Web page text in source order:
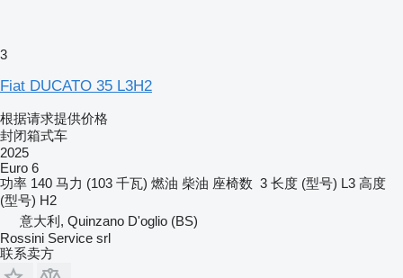
3
Fiat DUCATO 35 L3H2
根据请求提供价格
封闭箱式车
2025
Euro 6
功率 140 马力 (103 千瓦) 燃油 柴油 座椅数 3 长度 (型号) L3 高度
(型号) H2
意大利, Quinzano D'oglio (BS)
Rossini Service srl
联系卖方